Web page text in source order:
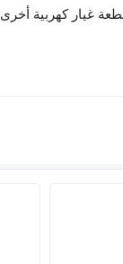
غيار كهربية أخرى